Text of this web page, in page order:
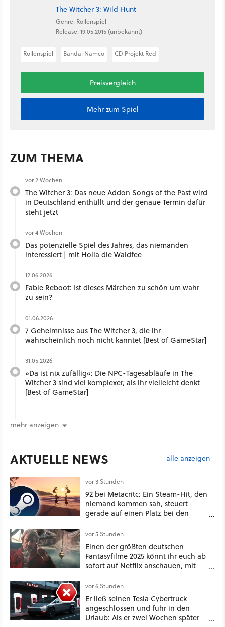
The Witcher 3: Wild Hunt
Genre: Rollenspiel
Release: 19.05.2015 (unbekannt)
Rollenspiel Bandai Namco CD Projekt Red
Preisvergleich
Mehr zum Spiel
ZUM THEMA
vor 2 Wochen
The Witcher 3: Das neue Addon Songs of the Past wird
in Deutschland enthüllt und der genaue Termin dafür
steht jetzt
vor 4 Wochen
Das potenzielle Spiel des Jahres, das niemanden
interessiert | mit Holla die Waldfee ​
12.06.2026
Fable Reboot: Ist dieses Märchen zu schön um wahr
zu sein?
01.06.2026
7 Geheimnisse aus The Witcher 3, die ihr
wahrscheinlich noch nicht kanntet [Best of GameStar]
31.05.2026
»Da ist nix zufällig«: Die NPC-Tagesabläufe in The
Witcher 3 sind viel komplexer, als ihr vielleicht denkt
[Best of GameStar]
mehr anzeigen
AKTUELLE NEWS alle anzeigen
vor 3 Stunden
92 bei Metacritc: Ein Steam-Hit, den
niemand kommen sah, steuert
gerade auf einen Platz bei den
vor 5 Stunden
Einen der größten deutschen
Fantasyfilme 2025 könnt ihr euch ab
sofort auf Netflix anschauen, mit
vor 6 Stunden
Er ließ seinen Tesla Cybertruck
angeschlossen und fuhr in den
Urlaub: Als er zwei Wochen später